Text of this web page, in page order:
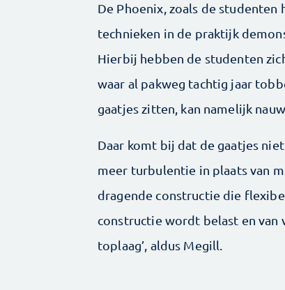
De Phoenix, zoals de
technieken in de praktijk
Hierbij hebben de studenten
waar al pakweg tachtig jaar
gaatjes zitten, kan namelijk
Daar komt bij dat de gaatjes
meer turbulentie in plaats van
dragende constructie die
constructie wordt belast en van
toplaag’, aldus Megill.